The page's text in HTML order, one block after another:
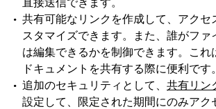
共有可能なリンクを作成して、アクセ
スタマイズできます。また、誰がファ
は編集できるかを制御できます。これ
ドキュメントを共有する際に便利です。
追加のセキュリティとして、 共有リン
設定して、限定された期間にのみアク